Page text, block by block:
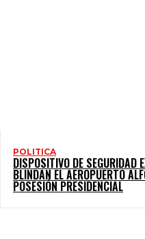
POLITICA
DISPOSITIVO DE SEGURIDAD
BLINDAN EL AEROPUERTO
POSESIÓN PRESIDENCIAL